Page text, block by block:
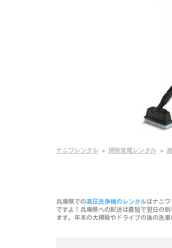
ナニワレンタル 掃除家電レンタル
兵庫県での高圧洗浄機のレンタルはナニワ
ですよ！兵庫県への配送は最短で翌日の
ます。年末の大掃除やドライブの後の洗